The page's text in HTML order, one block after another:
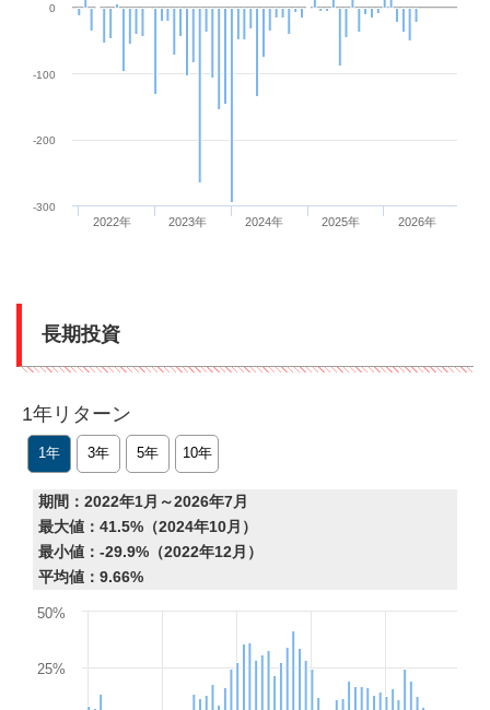
2022年 2023年 2024年 2025年 2026年
-300
-200
-100
0
長期投資
1年リターン
1年 3年 5年 10年
期間：2022年1月～2026年7月
最大値：41.5%（2024年10月）
最小値：-29.9%（2022年12月）
平均値：9.66%
Chart
The chart has 1 X axis displaying Time. Data ranges from 2022-
The chart has 1 Y axis displaying values. Data ranges from -29.9
25%
50%